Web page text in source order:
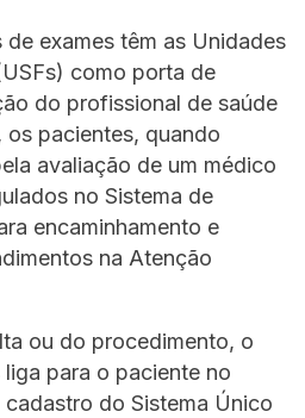
exames têm as Unidades
como porta de
do profissional de saúde
os pacientes, quando
avaliação de um médico
no Sistema de
encaminhamento e
na Atenção
ou do procedimento, o
liga para o paciente no
do Sistema Único